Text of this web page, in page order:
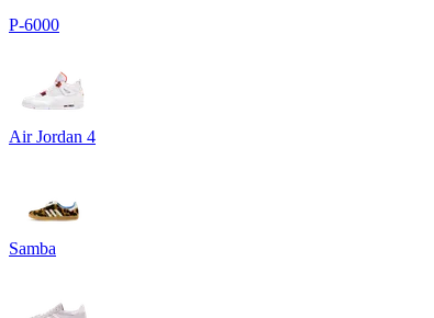
P-6000
Air Jordan 4
Samba